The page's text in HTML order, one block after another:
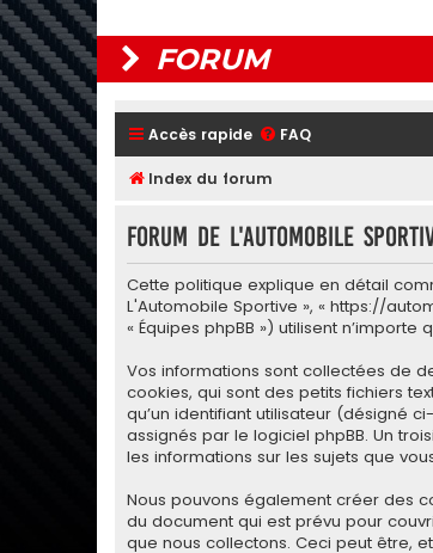
FORUM
Accès rapide FAQ
Index du forum
Forum de L'Automobile
Cette politique explique en détail
L'Automobile Sportive », « https://
« Équipes phpBB ») utilisent
Vos informations sont collectées de
cookies, qui sont des petits fichiers
qu’un identifiant utilisateur (désigné
assignés par le logiciel phpBB. Un
les informations sur les sujets que
Nous pouvons également créer des
du document qui est prévu pour
que nous collectons. Ceci peut être,